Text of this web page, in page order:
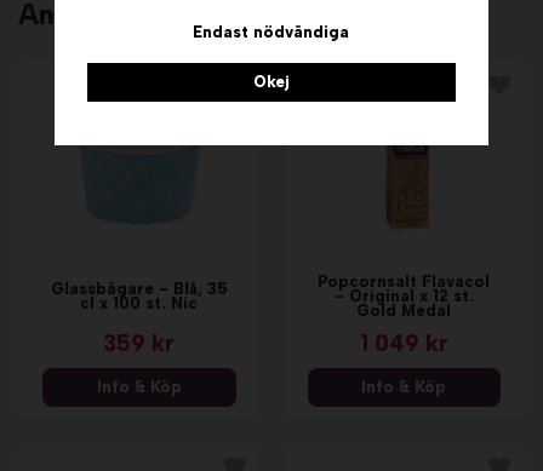
Andra köpte även
Glassbägare - Blå, 35
cl x 100 st. Nic
359 kr
Info & Köp
Popcornsalt Flavacol
- Original x 12 st.
Gold Medal
1 049 kr
Info & Köp
Endast nödvändiga
Okej